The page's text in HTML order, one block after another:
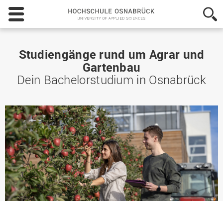
Hochschule
Osnabrück
-
Applied
Studiengänge rund um Agrar und
Gartenbau
Dein Bachelorstudium in Osnabrück